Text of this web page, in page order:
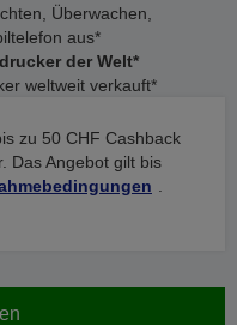
Überwachen,
aus*
der Welt*
weltweit verkauft*
zu 50 CHF Cashback
Das Angebot gilt bis